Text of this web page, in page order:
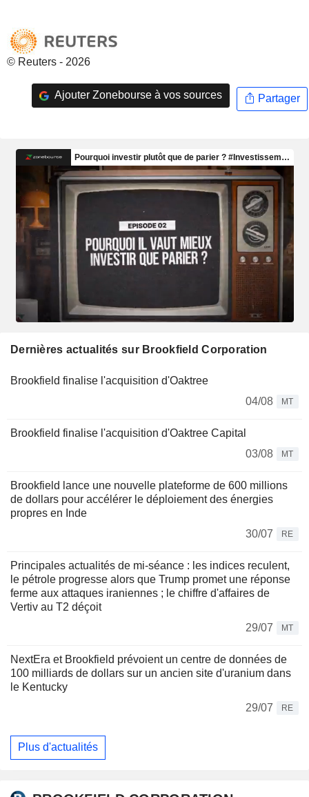
© Reuters - 2026
Ajouter Zonebourse à vos sources Partager
Dernières actualités sur Brookfield Corporation
Brookfield finalise l'acquisition d'Oaktree
04/08
MT
Brookfield finalise l'acquisition d'Oaktree Capital
03/08
MT
Brookfield lance une nouvelle plateforme de 600 millions
de dollars pour accélérer le déploiement des énergies
propres en Inde
30/07
RE
Principales actualités de mi-séance : les indices reculent,
le pétrole progresse alors que Trump promet une réponse
ferme aux attaques iraniennes ; le chiffre d'affaires de
Vertiv au T2 déçoit
29/07
MT
NextEra et Brookfield prévoient un centre de données de
100 milliards de dollars sur un ancien site d'uranium dans
le Kentucky
29/07
RE
Plus d'actualités